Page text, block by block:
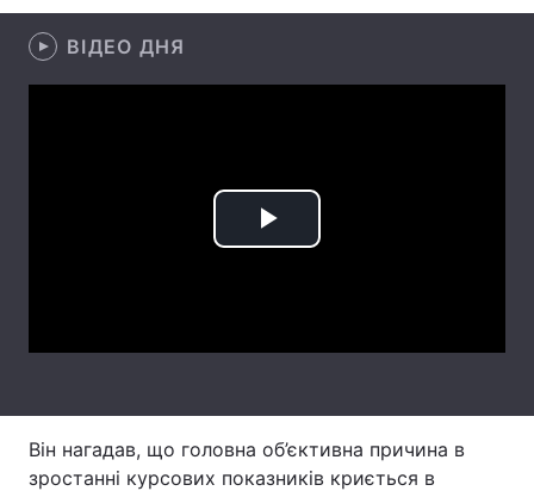
ВІДЕО ДНЯ
Play
Він нагадав, що головна об’єктивна причина в
зростанні курсових показників криється в